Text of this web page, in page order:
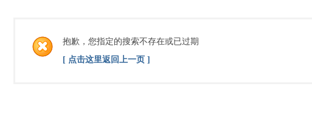
抱歉，您指定的搜索不存在或已过期
[ 点击这里返回上一页 ]